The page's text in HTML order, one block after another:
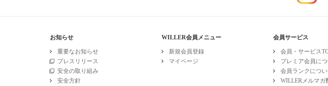
お知らせ
重要なお知らせ
プレスリリース
安全の取り組み
安全方針
WILLER会員メニュー
新規会員登録
マイページ
会員サービス
会員・サービス
プレミア会員に
会員ランクにつ
WILLERメルマガ